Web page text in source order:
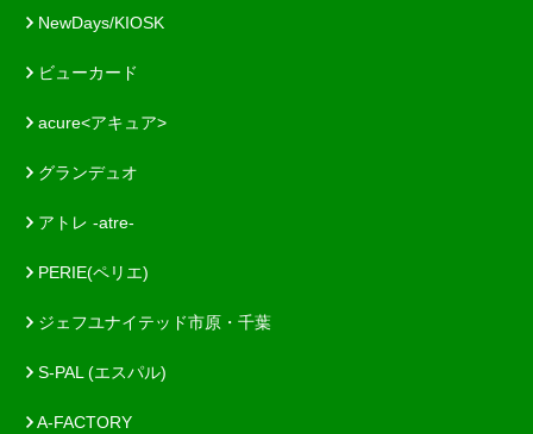
NewDays/KIOSK
ビューカード
acure<アキュア>
グランデュオ
アトレ -atre-
PERIE(ペリエ)
ジェフユナイテッド市原・千葉
S-PAL (エスパル)
A-FACTORY